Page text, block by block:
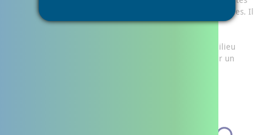
les personnes en situation de handicap ainsi qu’à leurs familles. Il
assure les missions d’informations, d’orientations et
l’autodétermination de la personne, en privilégiant le milieu
ordinaire et en soutenant la transformation de l’offre sur un